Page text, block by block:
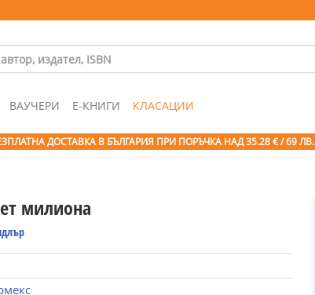
ВАУЧЕРИ Е-КНИГИ КЛАСАЦИИ
ДОСТАВКА В БЪЛГАРИЯ ПРИ ПОРЪЧКА НАД 35.28 € / 69 ЛВ.
милиона